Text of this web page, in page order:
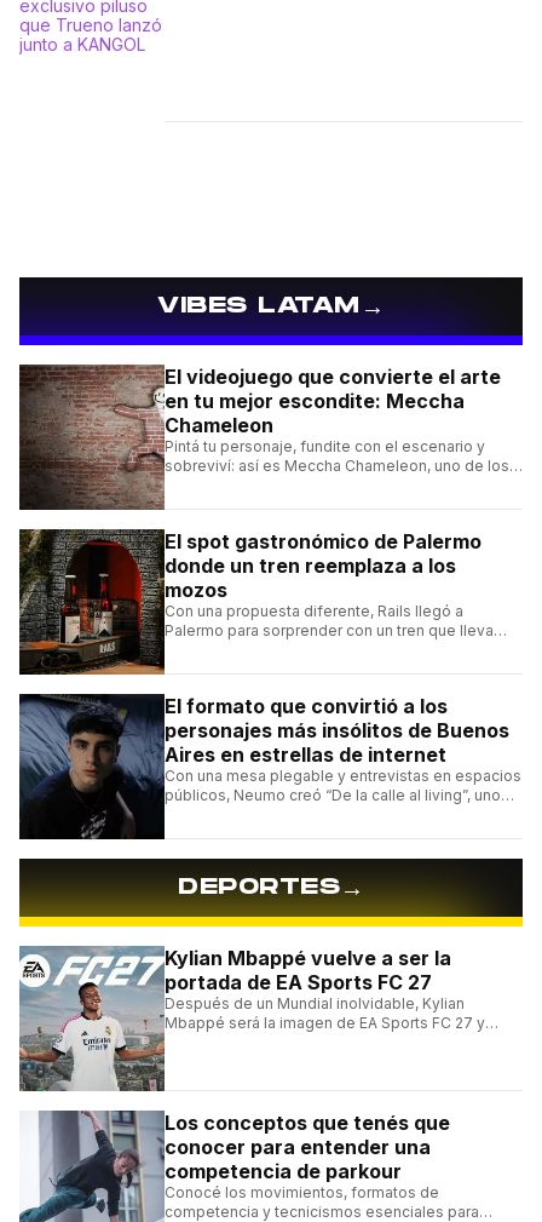
VIBES LATAM →
El videojuego que convierte el arte
en tu mejor escondite: Meccha
Chameleon
Pintá tu personaje, fundite con el escenario y
sobreviví: así es Meccha Chameleon, uno de los
El spot gastronómico de Palermo
donde un tren reemplaza a los
mozos
Con una propuesta diferente, Rails llegó a
Palermo para sorprender con un tren que lleva
El formato que convirtió a los
personajes más insólitos de Buenos
Aires en estrellas de internet
Con una mesa plegable y entrevistas en espacios
públicos, Neumo creó “De la calle al living”, uno
DEPORTES→
Kylian Mbappé vuelve a ser la
portada de EA Sports FC 27
Después de un Mundial inolvidable, Kylian
Mbappé será la imagen de EA Sports FC 27 y
Los conceptos que tenés que
conocer para entender una
competencia de parkour
Conocé los movimientos, formatos de
competencia y tecnicismos esenciales para